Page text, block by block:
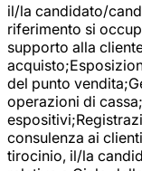
il/la candidato/
riferimento si
supporto alla
del punto
operazioni di
consulenza ai
tirocinio, il/la